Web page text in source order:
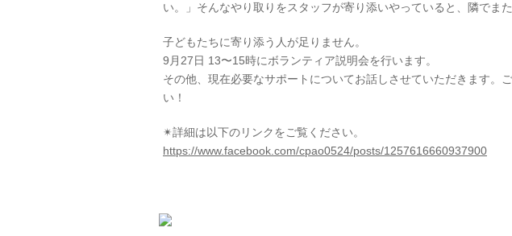
い。」そんなやり取りをスタッフが寄り添いやっていると、隣でま
子どもたちに寄り添う人が足りません。
9月27日 13〜15時にボランティア説明会を行います。
その他、現在必要なサポートについてお話しさせていただきます。
い！
✴︎詳細は以下のリンクをご覧ください。
https://www.facebook.com/cpao0524/posts/1257616660937900